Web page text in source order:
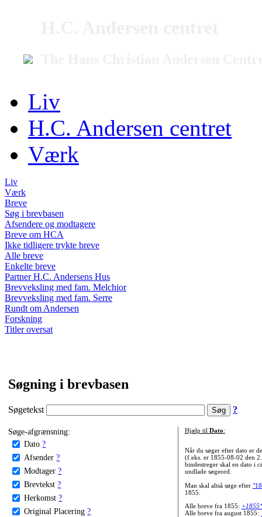
Liv
H.C. Andersen centret
Værk
Liv
Værk
Breve
Søg i brevbasen
Afsendere og modtagere
Breve om HCA
Ikke tidligere trykte breve
Alle breve
Enkelte breve
Partner H.C. Andersens Hus
Brevveksling med fam. Melchior
Brevveksling med fam. Serre
Rundt om Andersen
Forskning
Titler oversat
Søgning i brevbasen
Søgetekst ?
Søge-afgrænsning:
Dato ?
Afsender ?
Modtager ?
Brevtekst ?
Herkomst ?
Original Placering ?
Hjælp til Dato:
Når du søger efter dato er
(f.eks. er 1855-08-02 den
bindestreger skal en dato i
undlade søgeord.
Man skal altså søge efter
1855.
Alle breve fra 1855:
Alle breve fra august 1855: